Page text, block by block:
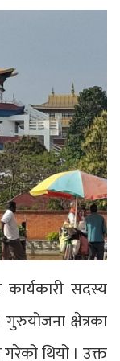
सदस्य
क्षेत्रका
थियो । उक्त